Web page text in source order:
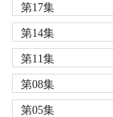
第17集
第14集
第11集
第08集
第05集